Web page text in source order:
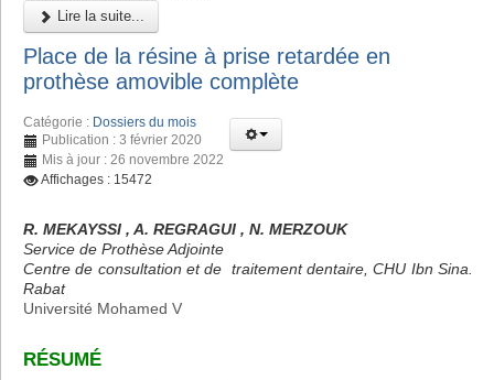
Lire la suite...
Place de la résine à prise retardée en
prothèse amovible complète
Catégorie : Dossiers du mois
Publication : 3 février 2020
Mis à jour : 26 novembre 2022
Affichages : 15472
R. MEKAYSSI , A. REGRAGUI , N. MERZOUK
Service de Prothèse Adjointe
Centre de consultation et de traitement dentaire, CHU Ibn Sina.
Rabat
Université Mohamed V
RÉSUMÉ